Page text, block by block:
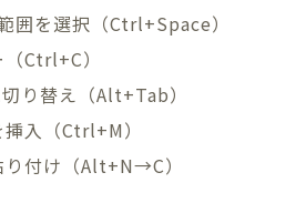
囲を選択（Ctrl+Space）
Ctrl+C）
り替え（Alt+Tab）
入（Ctrl+M）
付け（Alt+N→C）